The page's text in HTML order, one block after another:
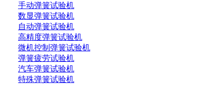
手动弹簧试验机
数显弹簧试验机
自动弹簧试验机
高精度弹簧试验机
微机控制弹簧试验机
弹簧疲劳试验机
汽车弹簧试验机
特殊弹簧试验机